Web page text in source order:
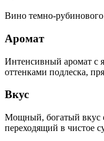
Вино темно-рубинового
Аромат
Интенсивный аромат с
оттенками подлеска,
Вкус
Мощный, богатый вкус
переходящий в чистое